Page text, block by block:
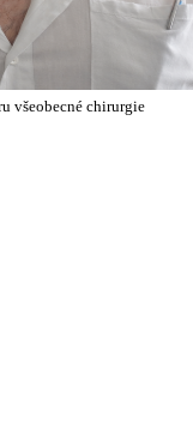
všeobecné chirurgie